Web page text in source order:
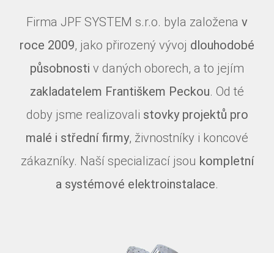
Firma JPF SYSTEM s.r.o. byla založena v
roce 2009, jako přirozený vývoj dlouhodobé
působnosti v daných oborech, a to jejím
zakladatelem Františkem Peckou. Od té
doby jsme realizovali stovky projektů pro
malé i střední firmy, živnostníky i koncové
zákazníky. Naší specializací jsou kompletní
a systémové elektroinstalace.